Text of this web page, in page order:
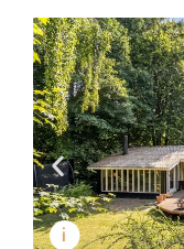
WB-
26106